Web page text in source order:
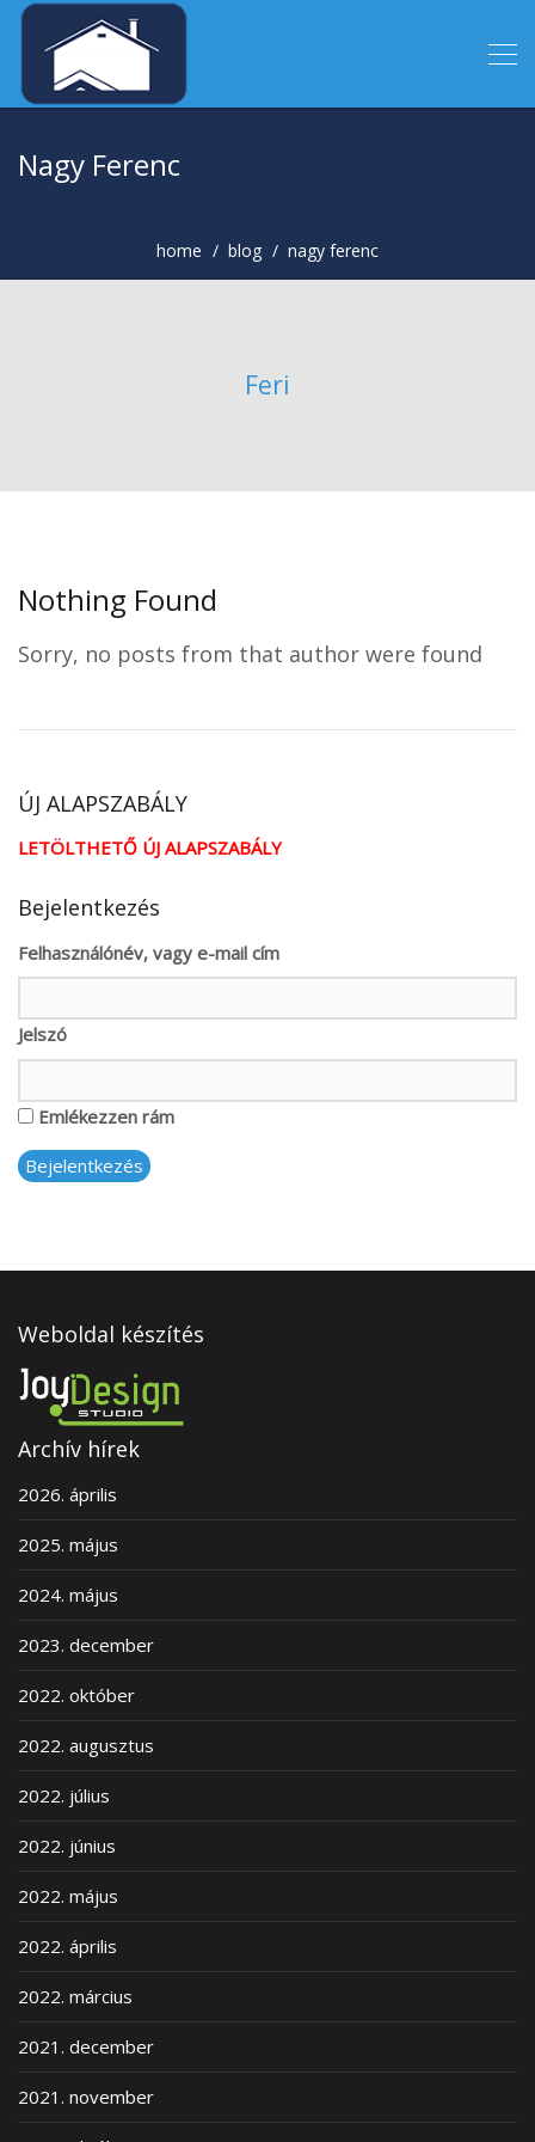
Nagy Ferenc
home blog nagy ferenc
Feri
Nothing Found
Sorry, no posts from that author were found
ÚJ ALAPSZABÁLY
LETÖLTHETŐ ÚJ ALAPSZABÁLY
Bejelentkezés
Felhasználónév, vagy e-mail cím
Jelszó
Emlékezzen rám
Bejelentkezés
Weboldal készítés
Archív hírek
2026. április
2025. május
2024. május
2023. december
2022. október
2022. augusztus
2022. július
2022. június
2022. május
2022. április
2022. március
2021. december
2021. november